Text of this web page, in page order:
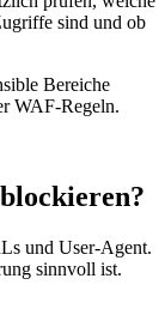
sind und ob
Bereiche
WAF-Regeln.
und User-Agent.
sinnvoll ist.